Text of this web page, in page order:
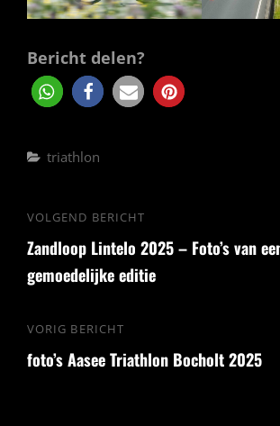
Bericht delen?
Categorieën
triathlon
Bericht
navigatie
Vorig
bericht
VORIG BERICHT
foto’s Aasee Triathlon Bocholt 2025
Volgend
bericht
VOLGEND BERICHT
Zandloop Lintelo 2025 – Foto’s van
gemoedelijke editie